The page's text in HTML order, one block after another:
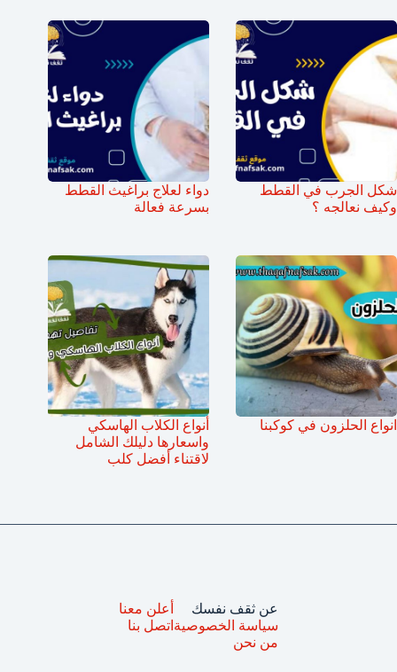
شكل الجرب في القطط
وكيف نعالجه ؟
دواء لعلاج براغيث القطط
بسرعة فعالة
انواع الحلزون في كوكبنا
أنواع الكلاب الهاسكي
واسعارها دليلك الشامل
لاقتناء أفضل كلب
عن ثقف نفسك
سياسة الخصوصية
من نحن
أعلن معنا
اتصل بنا